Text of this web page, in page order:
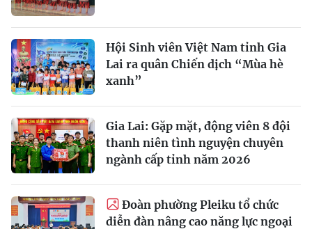
Hội Sinh viên Việt Nam tỉnh Gia
Lai ra quân Chiến dịch “Mùa hè
xanh”
Gia Lai: Gặp mặt, động viên 8 đội
thanh niên tình nguyện chuyên
ngành cấp tỉnh năm 2026
Đoàn phường Pleiku tổ chức
diễn đàn nâng cao năng lực ngoại